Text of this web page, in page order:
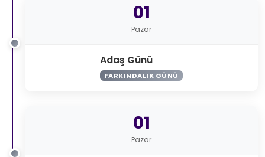
01
Pazar
Adaş Günü
FARKINDALIK GÜNÜ
01
Pazar